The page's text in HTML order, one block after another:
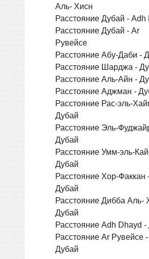
Аль- Хисн
Расстояние Дубай - Adh
Расстояние Дубай - Ar
Рувейсе
Расстояние Абу-Даби -
Расстояние Шарджа -
Расстояние Аль-Айн -
Расстояние Аджман -
Расстояние Рас-эль-
Дубай
Расстояние Эль-
Дубай
Расстояние Умм-эль-
Дубай
Расстояние Хор-Факкан
Дубай
Расстояние Дибба Аль-
Дубай
Расстояние Adh Dhayd -
Расстояние Ar Рувейсе -
Дубай